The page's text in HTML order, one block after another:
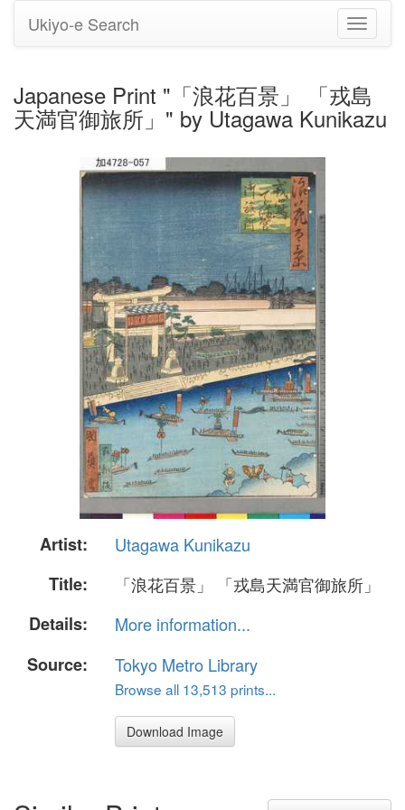
Toggle
Ukiyo-e Search
Japanese Print "「浪花百景」 「戎島
天満官御旅所」" by Utagawa Kunikazu
Artist:
Utagawa Kunikazu
Title:
「浪花百景」 「戎島天満官御旅所」
Details:
More information...
Source:
Tokyo Metro Library
Browse all 13,513 prints...
Download Image